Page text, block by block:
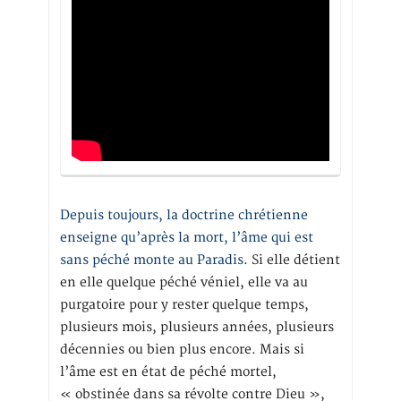
Depuis toujours, la doctrine chrétienne
enseigne qu’après la mort, l’âme qui est
sans péché monte au Paradis. Si elle détient
en elle quelque péché véniel, elle va au
purgatoire pour y rester quelque temps,
plusieurs mois, plusieurs années, plusieurs
décennies ou bien plus encore. Mais si
l’âme est en état de péché mortel,
« obstinée dans sa révolte contre Dieu »,